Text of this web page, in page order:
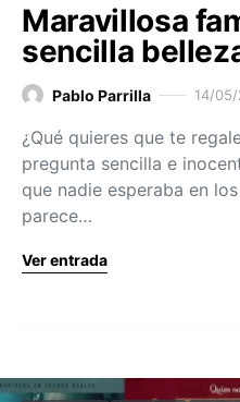
Maravillosa
sencilla
Pablo Parrilla 14/05/
¿Qué quieres que te
pregunta sencilla e
que nadie esperaba en
parece…
Ver entrada